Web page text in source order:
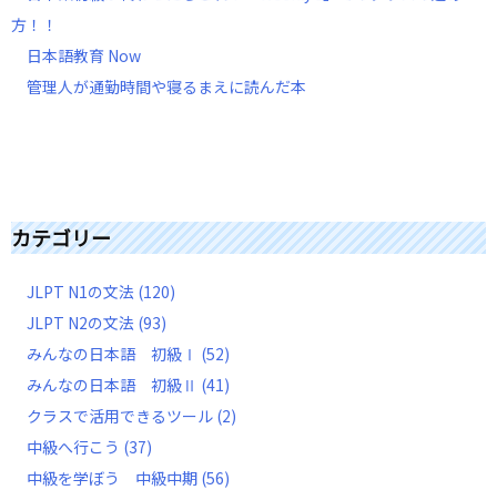
方！！
日本語教育 Now
管理人が通勤時間や寝るまえに読んだ本
カテゴリー
JLPT N1の文法 (120)
JLPT N2の文法 (93)
みんなの日本語 初級Ⅰ (52)
みんなの日本語 初級Ⅱ (41)
クラスで活用できるツール (2)
中級へ行こう (37)
中級を学ぼう 中級中期 (56)